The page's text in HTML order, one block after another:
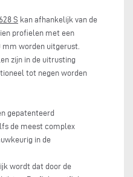
S kan afhankelijk van de
profielen met een
mm worden uitgerust.
zijn in de uitrusting
tot negen worden
gepatenteerd
de meest complex
in de
wordt dat door de